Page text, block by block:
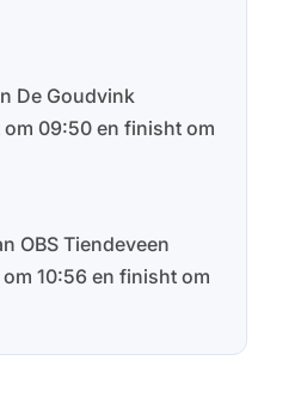
De Goudvink
09:50 en finisht om
OBS Tiendeveen
10:56 en finisht om